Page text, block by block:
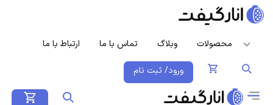
محصولات وبلاگ تماس با ما ارتباط با ما
ورود/ ثبت نام